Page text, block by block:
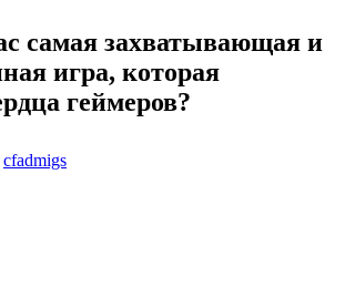
самая захватывающая и
игра, которая
геймеров?
cfadmigs